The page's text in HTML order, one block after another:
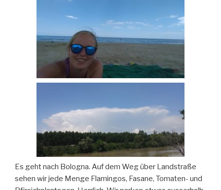
Es geht nach Bologna. Auf dem Weg über Landstraße
sehen wir jede Menge Flamingos, Fasane, Tomaten- und